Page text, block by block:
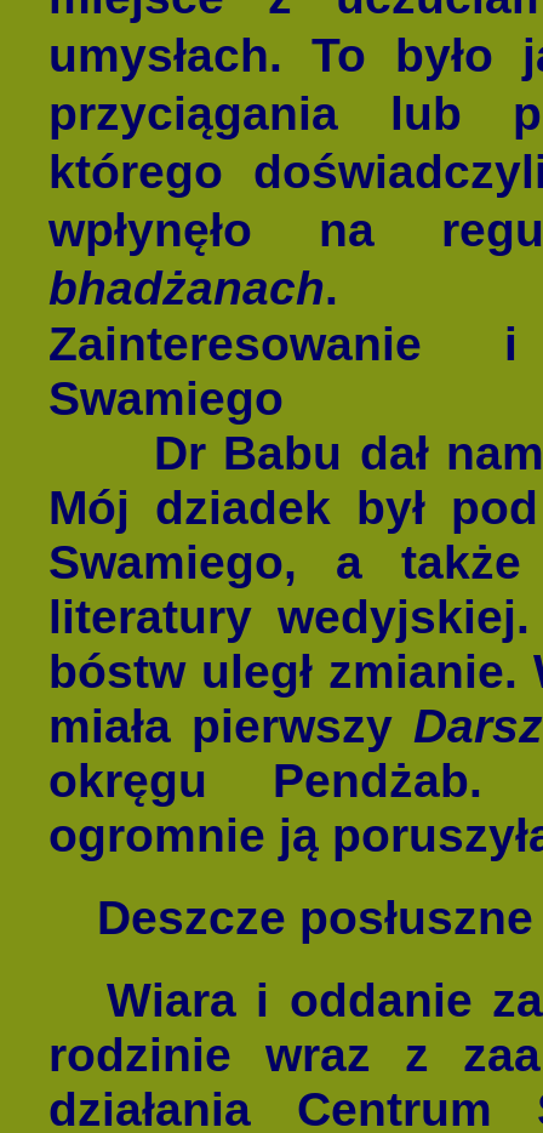
umysłach. To było
przyciągania lub
którego
wpłynęło na
bhadżanach.
Zainteresowanie
Swamiego
Dr Babu dał nam
Mój dziadek był
Swamiego, a
literatury
bóstw uległ
miała pierwszy
okręgu
ogromnie ją
Deszcze
Wiara i oddanie
rodzinie wraz z
działania